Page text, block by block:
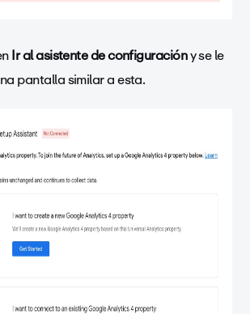
Ir al asistente de configuracióny se le
pantalla similar a esta.